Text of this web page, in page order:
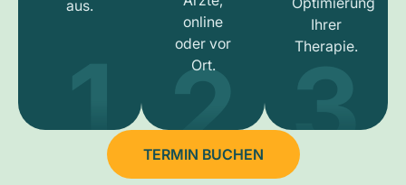
aus.
1
online
oder vor
Ort.
2
Ihrer
Therapie.
3
TERMIN BUCHEN